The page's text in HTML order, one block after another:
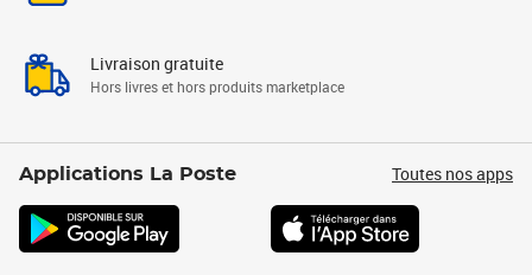
Livraison gratuite
Hors livres et hors produits marketplace
Applications La Poste Toutes nos apps